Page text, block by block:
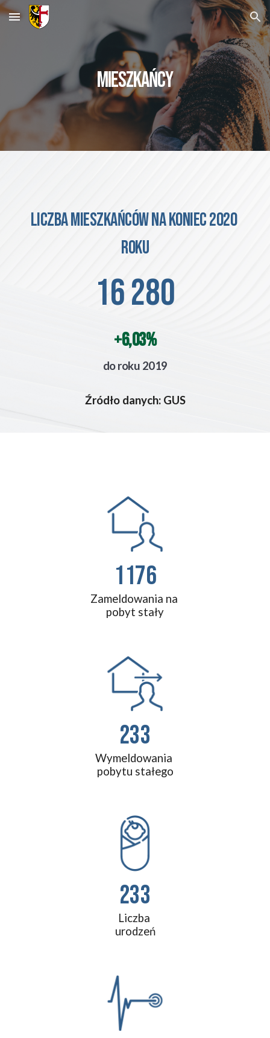
Skip to main content Skip to navigation
MIESZKAŃCY
Liczba mieszkańców na koniec 2020
roku
16 280
+6,03%
do roku 2019
Źródło danych: GUS
1176
Zameldowania na
pobyt stały
233
Wymeldowania
pobytu stałego
233
Liczba
urodzeń